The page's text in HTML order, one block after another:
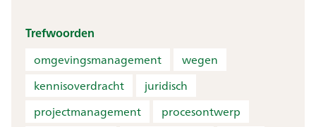
Trefwoorden
omgevingsmanagement
wegen
kennisoverdracht
juridisch
projectmanagement
procesontwerp